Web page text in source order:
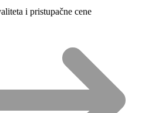
i pristupačne cene